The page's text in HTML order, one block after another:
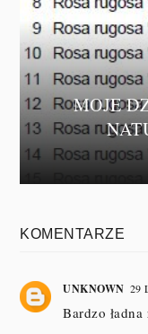
MOJE
KOMENTARZE
UNKNOWN 29
Bardzo